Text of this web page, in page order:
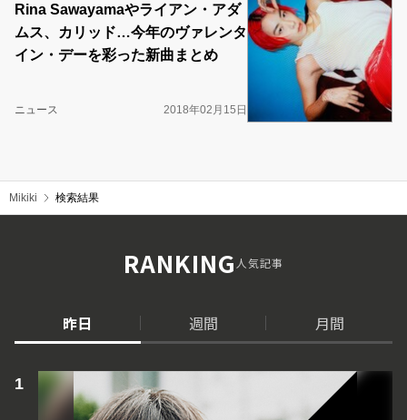
Rina Sawayamaやライアン・アダ
ムス、カリッド…今年のヴァレンタ
イン・デーを彩った新曲まとめ
ニュース 2018年02月15日
Mikiki 検索結果
RANKING人気記事
昨日 週間 月間